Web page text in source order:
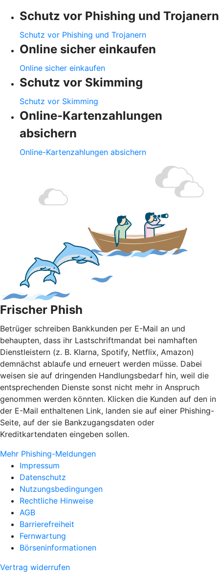
Schutz vor Phishing und Trojanern
Schutz vor Phishing und Trojanern
Online sicher einkaufen
Online sicher einkaufen
Schutz vor Skimming
Schutz vor Skimming
Online-Kartenzahlungen
absichern
Online-Kartenzahlungen absichern
Frischer Phish
Betrüger schreiben Bankkunden per E-Mail an und
behaupten, dass ihr Lastschriftmandat bei namhaften
Dienstleistern (z. B. Klarna, Spotify, Netflix, Amazon)
demnächst ablaufe und erneuert werden müsse. Dabei
weisen sie auf dringenden Handlungsbedarf hin, weil die
entsprechenden Dienste sonst nicht mehr in Anspruch
genommen werden könnten. Klicken die Kunden auf den in
der E-Mail enthaltenen Link, landen sie auf einer Phishing-
Seite, auf der sie Bankzugangsdaten oder
Kreditkartendaten eingeben sollen.
Mehr Phishing-Meldungen
Impressum
Datenschutz
Nutzungsbedingungen
Rechtliche Hinweise
AGB
Barrierefreiheit
Fernwartung
Börseninformationen
Vertrag widerrufen